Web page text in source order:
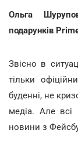
Ольга
подарунків
Звісно в
тільки
буденні, не
медіа. Але всі
новини з